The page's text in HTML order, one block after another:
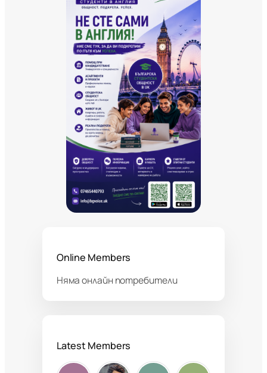
Online Members
Няма онлайн потребители
Latest Members